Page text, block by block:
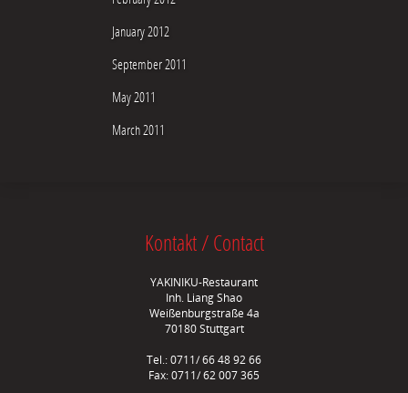
January 2012
September 2011
May 2011
March 2011
Kontakt / Contact
YAKINIKU-Restaurant
Inh. Liang Shao
Weißenburgstraße 4a
70180 Stuttgart
Tel.: 0711/ 66 48 92 66
Fax: 0711/ 62 007 365